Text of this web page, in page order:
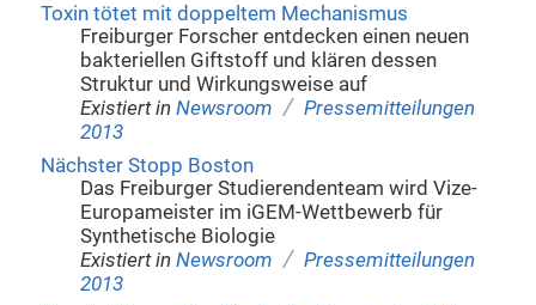
Toxin tötet mit doppeltem Mechanismus
Freiburger Forscher entdecken einen neuen
bakteriellen Giftstoff und klären dessen
Struktur und Wirkungsweise auf
Existiert in Newsroom / Pressemitteilungen
2013
Nächster Stopp Boston
Das Freiburger Studierendenteam wird Vize-
Europameister im iGEM-Wettbewerb für
Synthetische Biologie
Existiert in Newsroom / Pressemitteilungen
2013